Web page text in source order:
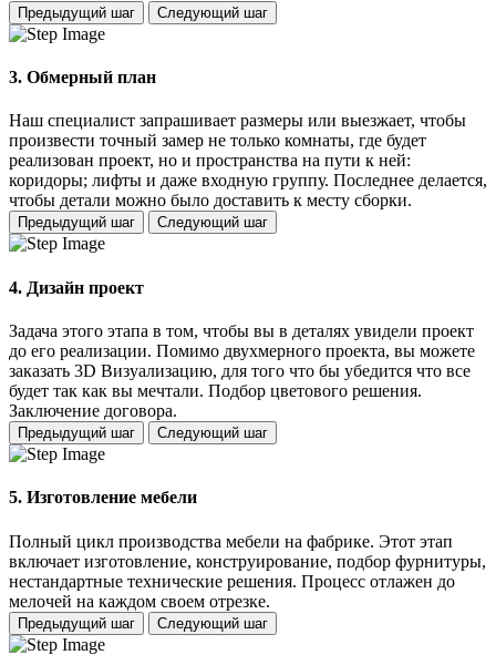
Предыдущий шаг Следующий шаг
3. Обмерный план
Наш специалист запрашивает размеры или выезжает, чтобы
произвести точный замер не только комнаты, где будет
реализован проект, но и пространства на пути к ней:
коридоры; лифты и даже входную группу. Последнее делается,
чтобы детали можно было доставить к месту сборки.
Предыдущий шаг Следующий шаг
4. Дизайн проект
Задача этого этапа в том, чтобы вы в деталях увидели проект
до его реализации. Помимо двухмерного проекта, вы можете
заказать 3D Визуализацию, для того что бы убедится что все
будет так как вы мечтали. Подбор цветового решения.
Заключение договора.
Предыдущий шаг Следующий шаг
5. Изготовление мебели
Полный цикл производства мебели на фабрике. Этот этап
включает изготовление, конструирование, подбор фурнитуры,
нестандартные технические решения. Процесс отлажен до
мелочей на каждом своем отрезке.
Предыдущий шаг Следующий шаг